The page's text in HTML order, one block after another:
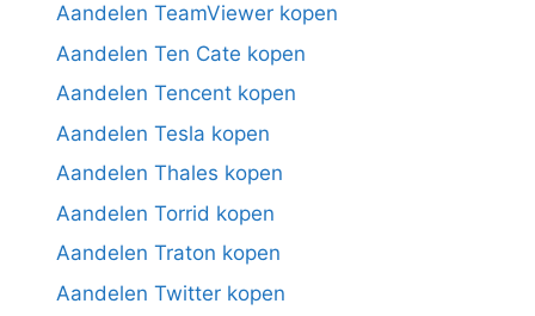
Aandelen TeamViewer kopen
Aandelen Ten Cate kopen
Aandelen Tencent kopen
Aandelen Tesla kopen
Aandelen Thales kopen
Aandelen Torrid kopen
Aandelen Traton kopen
Aandelen Twitter kopen